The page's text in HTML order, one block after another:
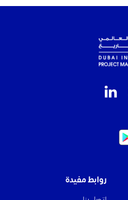
روابط مفيدة